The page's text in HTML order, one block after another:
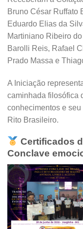
Bruno César Ruffato
Eduardo Elias da
Martiniano Ribeiro
Barolli Reis, Rafael
Prado Massa e
A Iniciação
caminhada filosófica
conhecimentos e
Rito Brasileiro.
Certificados
Conclave